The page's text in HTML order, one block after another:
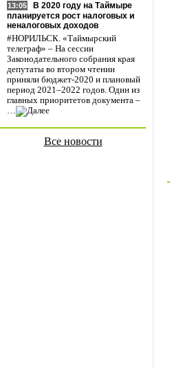
13:05
В 2020 году на Таймыре
планируется рост налоговых и
неналоговых доходов
#НОРИЛЬСК. «Таймырский
телеграф» – На сессии
Законодательного собрания края
депутаты во втором чтении
приняли бюджет-2020 и плановый
период 2021–2022 годов. Один из
главных приоритетов документа –
…
Все новости